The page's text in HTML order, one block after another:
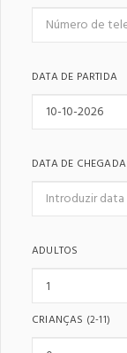
DATA DE PARTIDA
DATA DE CHEGADA
ADULTOS
CRIANÇAS (2-11)